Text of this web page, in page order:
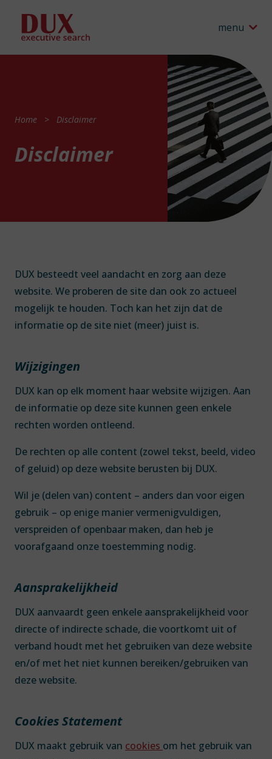
menu
Home Disclaimer
Disclaimer
DUX besteedt veel aandacht en zorg aan deze
website. We proberen de site dan ook zo actueel
mogelijk te houden. Toch kan het zijn dat de
informatie op de site niet (meer) juist is.
Wijzigingen
DUX kan op elk moment haar website wijzigen. Aan
de informatie op deze site kunnen geen enkele
rechten worden ontleend.
De rechten op alle content (zowel tekst, beeld, video
of geluid) op deze website berusten bij DUX.
Wil je (delen van) content – anders dan voor eigen
gebruik – op enige manier vermenigvuldigen,
verspreiden of openbaar maken, dan heb je
voorafgaand onze toestemming nodig.
Aansprakelijkheid
DUX aanvaardt geen enkele aansprakelijkheid voor
directe of indirecte schade, die voortkomt uit of
verband houdt met het gebruiken van deze website
en/of met het niet kunnen bereiken/gebruiken van
deze website.
Cookies Statement
DUX maakt gebruik van cookies om het gebruik van